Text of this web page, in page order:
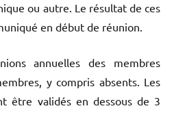
ou autre. Le résultat de ces
en début de réunion.
annuelles des membres
y compris absents. Les
être validés en dessous de 3